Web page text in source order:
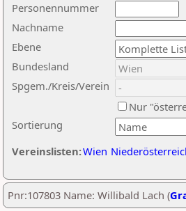
Nachname
Ebene
Sortierung
Personennummer
Bundesland
Spgem./Kreis/Verein
Nur
Vereinslisten:Wien
Pnr:107803 Name: Willibald Lach (